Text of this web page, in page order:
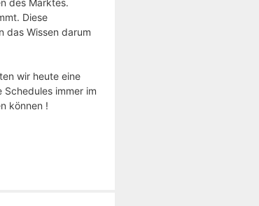
Diese
das Wissen darum
wir heute eine
immer im
können !